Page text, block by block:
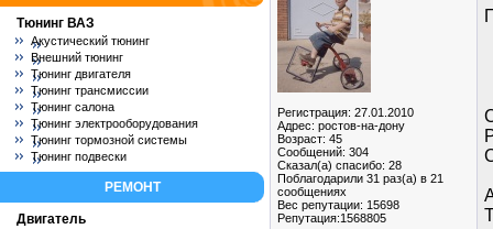
Тюнинг ВАЗ
Акустический тюнинг
Внешний тюнинг
Тюнинг двигателя
Тюнинг трансмиссии
Тюнинг салона
Тюнинг электрооборудования
Тюнинг тормозной системы
Тюнинг подвески
РЕМОНТ
Двигатель
Регистрация: 27.01.2010
Адрес: ростов-на-дону
Возраст: 45
Сообщений: 304
Сказал(а) спасибо: 28
Поблагодарили 31 раз(а) в 21
сообщениях
Вес репутации: 15698
Репутация:1568805